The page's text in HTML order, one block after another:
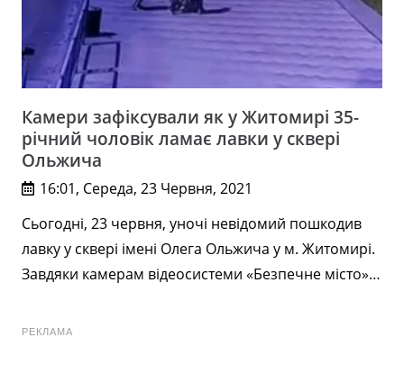
Камери зафіксували як у Житомирі 35-
річний чоловік ламає лавки у сквері
Ольжича
16:01, Середа, 23 Червня, 2021
Сьогодні, 23 червня, уночі невідомий пошкодив
лавку у сквері імені Олега Ольжича у м. Житомирі.
Завдяки камерам відеосистеми «Безпечне місто»…
РЕКЛАМА